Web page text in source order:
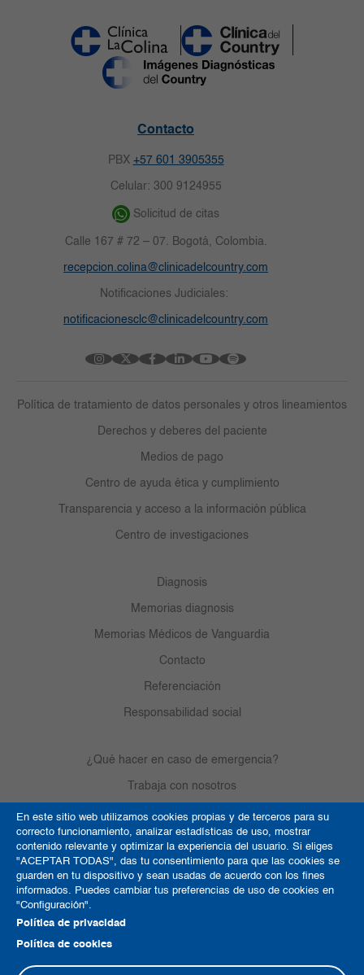
En este sitio web utilizamos cookies propias y de terceros para su
correcto funcionamiento, analizar estadísticas de uso, mostrar
contenido relevante y optimizar la experiencia del usuario. Si eliges
"ACEPTAR TODAS", das tu consentimiento para que las cookies se
guarden en tu dispositivo y sean usadas de acuerdo con los fines
informados. Puedes cambiar tus preferencias de uso de cookies en
"Configuración".
Política de privacidad
Política de cookies
Contacto
PBX +57 601 3905355
Celular: 300 9124955
Solicitud de citas
Calle 167 # 72 – 07. Bogotá, Colombia.
recepcion.colina@clinicadelcountry.com
Notificaciones Judiciales:
notificacionesclc@clinicadelcountry.com
Política de tratamiento de datos personales y otros lineamientos
Derechos y deberes del paciente
Medios de pago
Centro de ayuda ética y cumplimiento
Transparencia y acceso a la información pública
Centro de investigaciones
Diagnosis
Memorias diagnosis
Memorias Médicos de Vanguardia
Contacto
Referenciación
Responsabilidad social
¿Qué hacer en caso de emergencia?
Trabaja con nosotros
Derechos de autor
Política de Cookies
Términos y condiciones